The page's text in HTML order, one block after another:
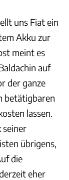
uns Fiat ein
Akku zur
meint es
auf
der ganze
betätigbaren
lassen.
seiner
übrigens,
die
eher